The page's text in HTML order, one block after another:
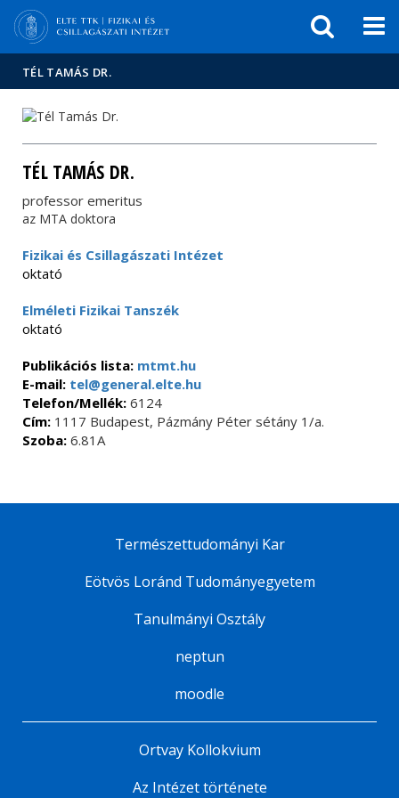
Események
sajtóban
TÉL TAMÁS DR.
TÉL TAMÁS DR.
professor emeritus
az MTA doktora
Fizikai és Csillagászati Intézet
oktató
Elméleti Fizikai Tanszék
oktató
Publikációs lista: mtmt.hu
E-mail: tel@general.elte.hu
Telefon/Mellék: 6124
Cím: 1117 Budapest, Pázmány Péter sétány 1/a.
Szoba: 6.81A
Természettudományi Kar
Eötvös Loránd Tudományegyetem
Tanulmányi Osztály
neptun
moodle
Ortvay Kollokvium
Az Intézet története